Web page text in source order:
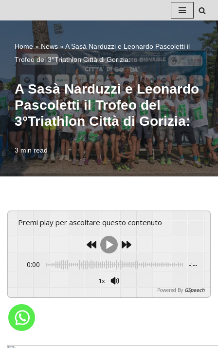
contenuto
Home»News »A Sasà Narduzzi e Leonardo Pascoletti il
Trofeo del 3°Triathlon Città di Gorizia:
A Sasà Narduzzi e Leonardo
Pascoletti il Trofeo del
3°Triathlon Città di Gorizia:
3 min read
Premi play per ascoltare questo contenuto
0:00 -:--
1x
Powered By GSpeech